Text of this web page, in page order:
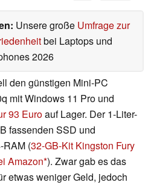
Unsere große Umfrage zur
bei Laptops und
2026
den günstigen Mini-PC
mit Windows 11 Pro und
93 Euroauf Lager. Der 1-Liter-
fassenden SSD und
RAM (32-GB-Kit Kingston Fury
Amazon ). Zwar gab es das
etwas weniger Geld, jedoch